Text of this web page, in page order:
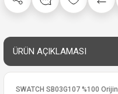
ÜRÜN AÇIKLAMASI
SWATCH SB03G107 %100